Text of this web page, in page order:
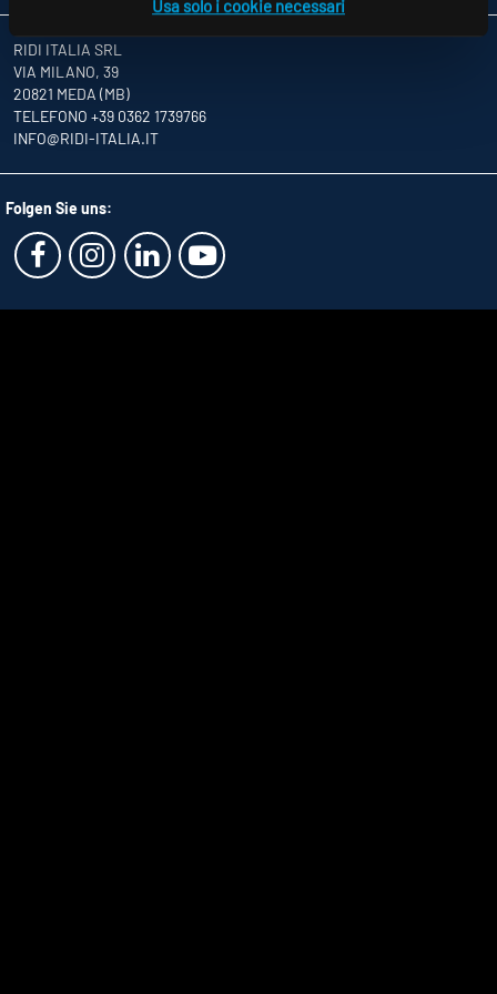
Usa solo i cookie necessari
RIDI ITALIA SRL
VIA MILANO, 39
20821 MEDA (MB)
TELEFONO +39 0362 1739766
INFO@RIDI-ITALIA.IT
Folgen Sie uns: